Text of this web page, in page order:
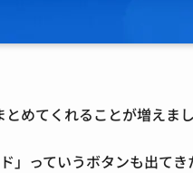
めてくれることが増えまし
」っていうボタンも出て